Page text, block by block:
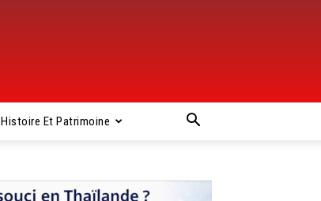
Histoire Et Patrimoine